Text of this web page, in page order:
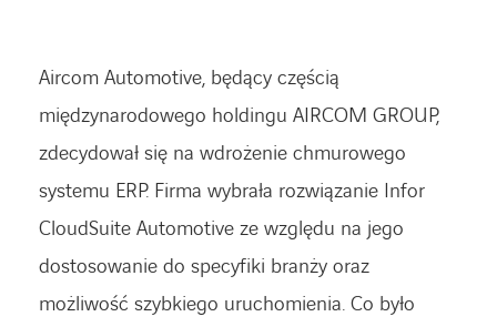
Aircom Automotive, będący częścią
międzynarodowego holdingu AIRCOM GROUP,
zdecydował się na wdrożenie chmurowego
systemu ERP. Firma wybrała rozwiązanie Infor
CloudSuite Automotive ze względu na jego
dostosowanie do specyfiki branży oraz
możliwość szybkiego uruchomienia. Co było